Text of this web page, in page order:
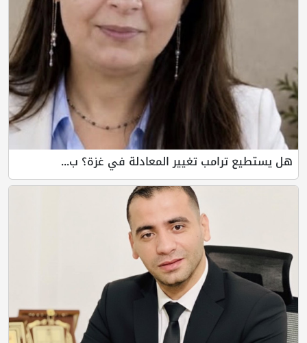
هل يستطيع ترامب تغيير المعادلة في غزة؟ ب...